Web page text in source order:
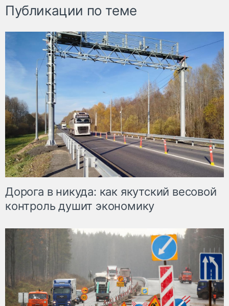
Публикации по теме
Дорога в никуда: как якутский весовой
контроль душит экономику